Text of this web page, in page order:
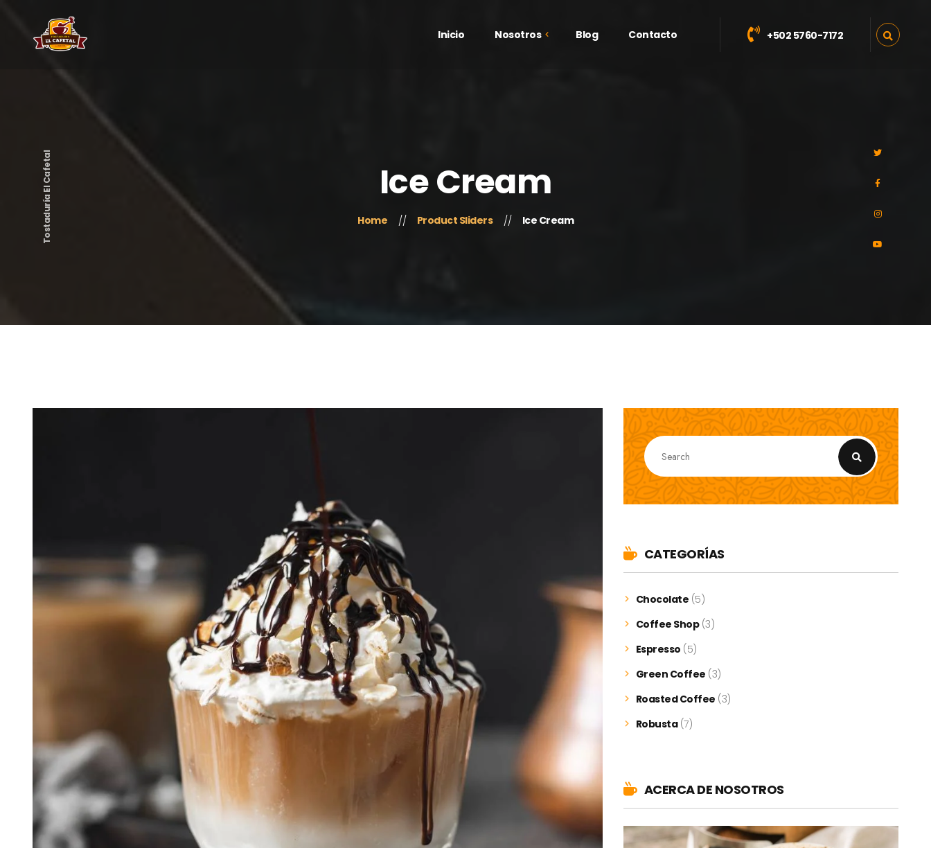
Inicio Nosotros Blog Contacto +502 5760-7172
Ice Cream
Home Product Sliders Ice Cream
Tostaduría El Cafetal
CATEGORÍAS
Chocolate (5)
Coffee Shop(3)
Espresso (5)
Green Coffee (3)
Roasted Coffee (3)
Robusta(7)
ACERCA DE NOSOTROS